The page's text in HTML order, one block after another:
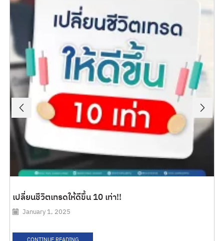
เปลี่ยนชีวิตเทรดให้ดีขึ้น 10 เท่า!!
January 1, 2025